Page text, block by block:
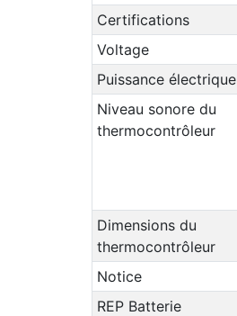
Certifications
Voltage
Puissance électrique
Niveau sonore du
thermocontrôleur
Dimensions du
thermocontrôleur
Notice
REP Batterie